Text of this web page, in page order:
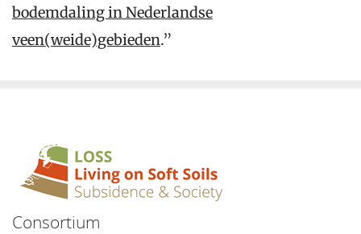
bodemdaling in Nederlandse
veen(weide)gebieden.”
Consortium